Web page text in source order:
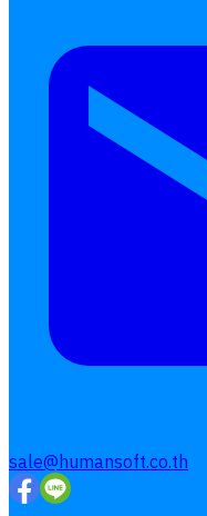
sale@humansoft.co.th